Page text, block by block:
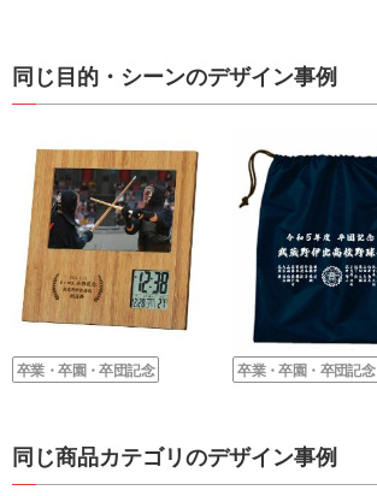
同じ目的・シーンのデザイン事例
卒業・卒園・卒団記念 卒業・卒園・卒団記念
同じ商品カテゴリのデザイン事例